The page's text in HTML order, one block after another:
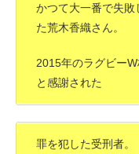
かつて大一番で失
た荒木香織さん。
2015年のラグビー
と感謝された
罪を犯した受刑者。